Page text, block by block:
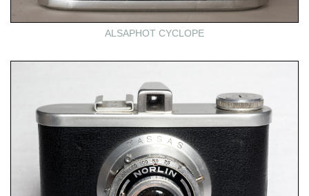
ALSAPHOT CYCLOPE